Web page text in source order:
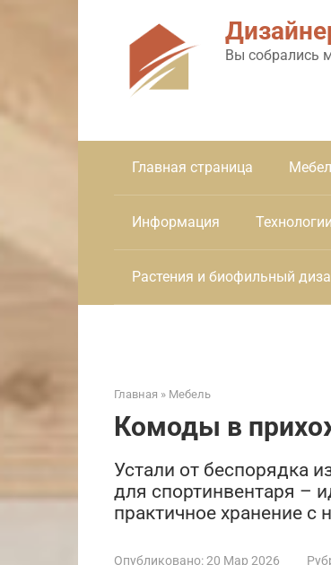
Вы собрались
Главная страница
Информация Технологии
Растения и биофильный
Главная » Мебель
Комоды в
Устали от беспорядка
для спортинвентаря –
практичное хранение с
Опубликовано:20 Мар 2026